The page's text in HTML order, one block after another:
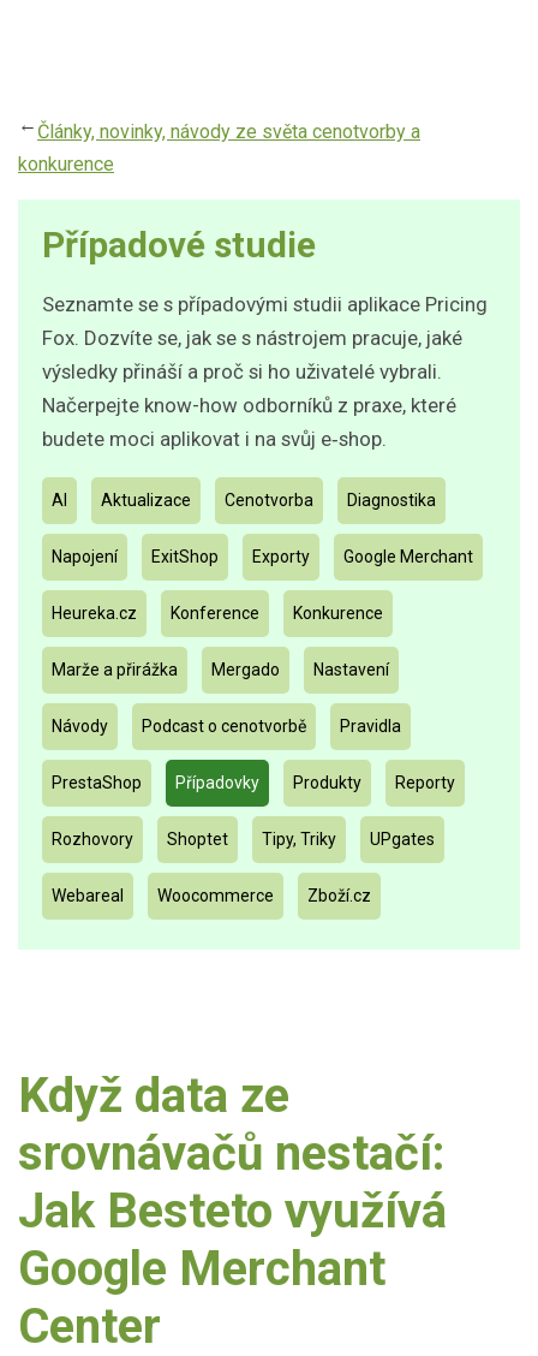
obsahu
Články, novinky, návody ze světa cenotvorby a
konkurence
Případové studie
Seznamte se s případovými studii aplikace Pricing
Fox. Dozvíte se, jak se s nástrojem pracuje, jaké
výsledky přináší a proč si ho uživatelé vybrali.
Načerpejte know-how odborníků z praxe, které
budete moci aplikovat i na svůj e‑shop.
AI Aktualizace Cenotvorba Diagnostika
Napojení ExitShop Exporty Google Merchant
Heureka.cz Konference Konkurence
Marže a přirážka Mergado Nastavení
Návody Podcast o cenotvorbě Pravidla
PrestaShop Případovky Produkty Reporty
Rozhovory Shoptet Tipy, Triky UPgates
Webareal Woocommerce Zboží.cz
Když data ze
srovnávačů nestačí:
Jak Besteto využívá
Google Merchant
Center